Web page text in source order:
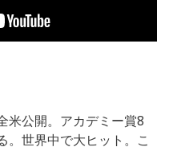
米公開。アカデミー賞8
。世界中で大ヒット。こ